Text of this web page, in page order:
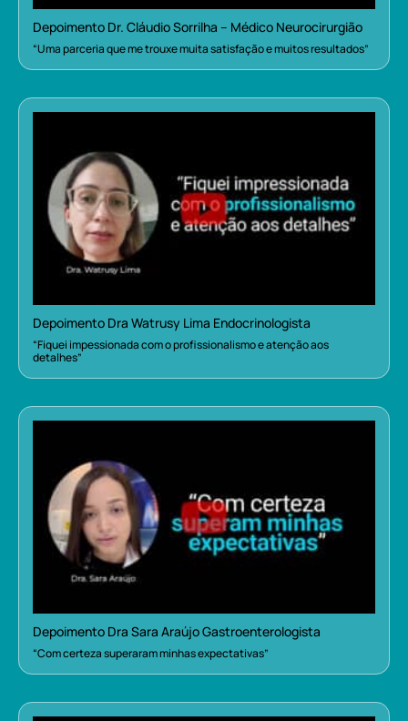
Depoimento Dr. Cláudio Sorrilha – Médico Neurocirurgião
“Uma parceria que me trouxe muita satisfação e muitos resultados”
Depoimento Dra Watrusy Lima Endocrinologista
“Fiquei impessionada com o profissionalismo e atenção aos
detalhes”
Depoimento Dra Sara Araújo Gastroenterologista
“Com certeza superaram minhas expectativas”